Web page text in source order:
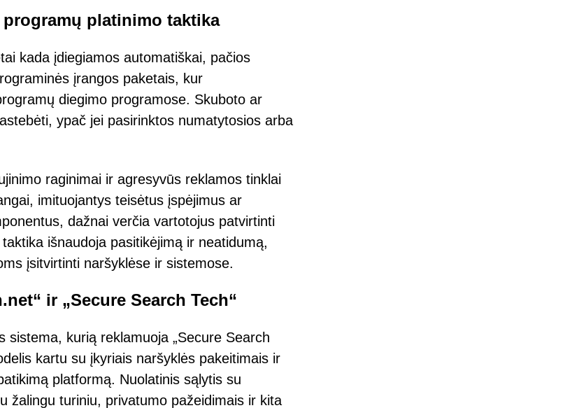
platinimo taktika
kada įdiegiamos automatiškai, pačios
įrangos paketais, kur
diegimo programose. Skuboto ar
ypač jei pasirinktos numatytosios arba
raginimai ir agresyvūs reklamos tinklai
imituojantys teisėtus įspėjimus ar
dažnai verčia vartotojus patvirtinti
išnaudoja pasitikėjimą ir neatidumą,
įsitvirtinti naršyklėse ir sistemose.
ir „Secure Search Tech“
sistema, kurią reklamuoja „Secure Search
kartu su įkyriais naršyklės pakeitimais ir
platformą. Nuolatinis sąlytis su
žalingu turiniu, privatumo pažeidimais ir kita